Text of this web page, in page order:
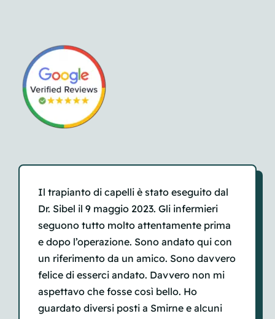
Il trapianto di capelli è stato eseguito dal
Dr. Sibel il 9 maggio 2023. Gli infermieri
seguono tutto molto attentamente prima
e dopo l’operazione. Sono andato qui con
un riferimento da un amico. Sono davvero
felice di esserci andato. Davvero non mi
aspettavo che fosse così bello. Ho
guardato diversi posti a Smirne e alcuni